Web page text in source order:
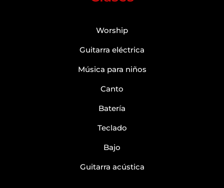
Worship
Guitarra eléctrica
Música para niños
Canto
Batería
Teclado
Bajo
Guitarra acústica